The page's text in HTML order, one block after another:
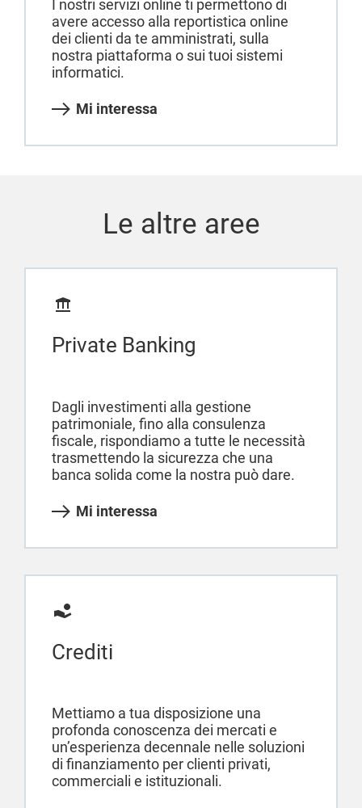
I nostri servizi online ti permettono di
avere accesso alla reportistica online
dei clienti da te amministrati, sulla
nostra piattaforma o sui tuoi sistemi
informatici.
Mi interessa
Le altre aree
Private Banking
Dagli investimenti alla gestione
patrimoniale, fino alla consulenza
fiscale, rispondiamo a tutte le necessità
trasmettendo la sicurezza che una
banca solida come la nostra può dare.
Mi interessa
Crediti
Mettiamo a tua disposizione una
profonda conoscenza dei mercati e
un’esperienza decennale nelle soluzioni
di finanziamento per clienti privati,
commerciali e istituzionali.